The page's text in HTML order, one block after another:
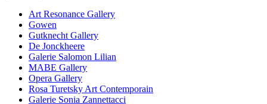
Art Resonance Gallery
Gowen
Gutknecht Gallery
De Jonckheere
Galerie Salomon Lilian
MABE Gallery
Opera Gallery
Rosa Turetsky Art Contemporain
Galerie Sonia Zannettacci